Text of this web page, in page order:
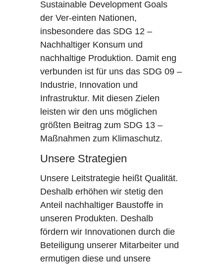
Sustainable Development Goals
der Ver-einten Nationen,
insbesondere das SDG 12 –
Nachhaltiger Konsum und
nachhaltige Produktion. Damit eng
verbunden ist für uns das SDG 09 –
Industrie, Innovation und
Infrastruktur. Mit diesen Zielen
leisten wir den uns möglichen
größten Beitrag zum SDG 13 –
Maßnahmen zum Klimaschutz.
Unsere Strategien
Unsere Leitstrategie heißt Qualität.
Deshalb erhöhen wir stetig den
Anteil nachhaltiger Baustoffe in
unseren Produkten. Deshalb
fördern wir Innovationen durch die
Beteiligung unserer Mitarbeiter und
ermutigen diese und unsere